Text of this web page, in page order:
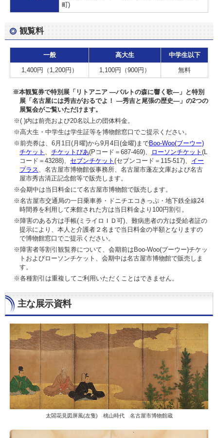
町)
観覧料
一般 高大生 中学生以下
1,400円（1,200円） 1,100円（900円） 無料
※本観覧券で特別展「リトアニア ―バルトの森に響く歌―」と特別
展「名古屋には秀吉がおるでよ！ ―秀吉と尾張の歴史―」の2つの
展覧会がご覧いただけます。
※( )内は前売および20名以上の団体料金。
※高大生・中学生は学生証等を博物館窓口でご提示ください。
※前売券は、6月1日(月曜)から9月4日(金曜)までBoo-Woo(ブーウー)
チケット
チケットぴあ(Pコード＝687-469)、 ローソンチケット (L
コード＝43288)、 セブンチケット (セブンコード＝115-517)、 イー
プラス
、名古屋市博物館仮事務所、名古屋市蓬左文庫および名古
屋市秀吉清正記念館等で販売します。
※会期中は当日料金にて名古屋市博物館で販売します。
※名古屋市交通局の一日乗車券・ドニチエコきっぷ・地下鉄全線24
時間券を利用して来館された方は当日料金より100円割引。
※障害のある方は手帳(ミライロＩＤ可)、難病患者の方は受給者証の
提示により、本人と介護者２名まで当日料金の半額となりますの
で博物館窓口でご提示ください。
※障害者等割引観覧券について、会期前はBoo-Woo(ブーウー)チケッ
トおよびローソンチケット、会期中は名古屋市博物館で販売しま
す。
※各種割引は重複してご利用いただくことはできません。
主な展示資料
太閤花見図屏風(左隻) 桃山時代 名古屋市博物館蔵